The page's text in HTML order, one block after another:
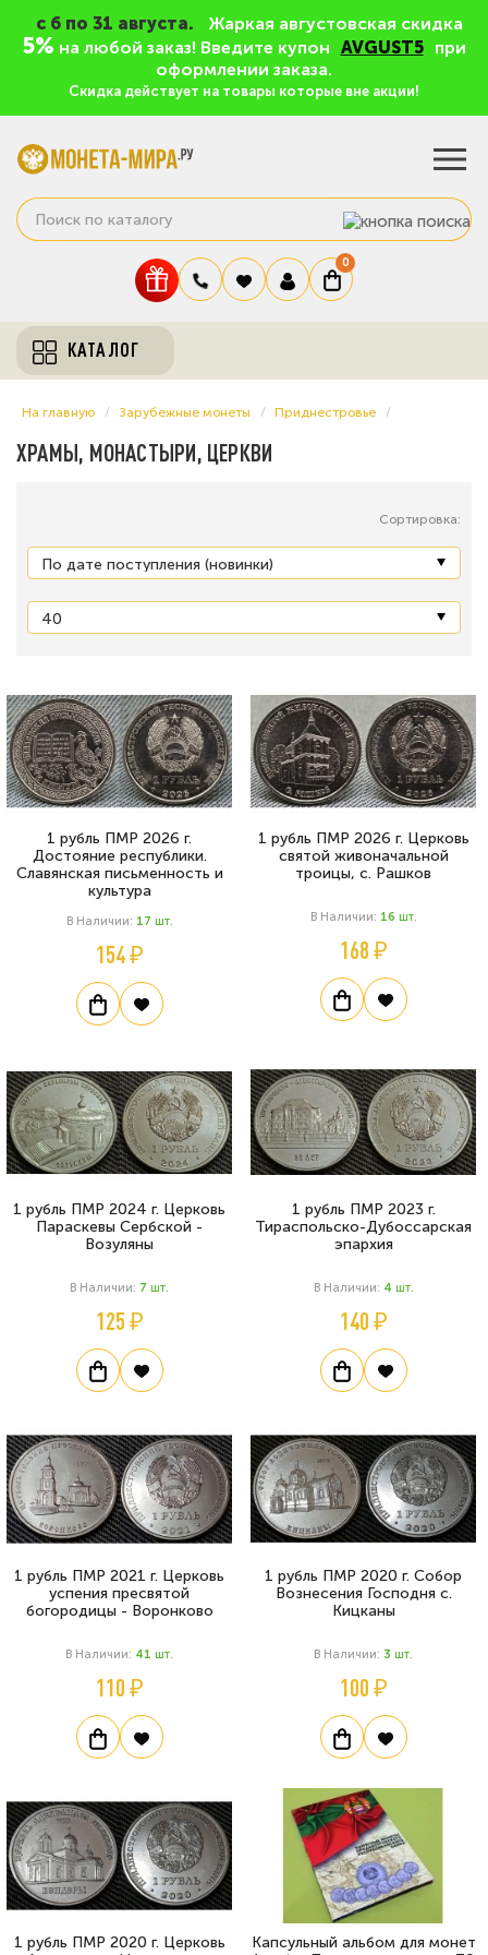
c 6 по 31 августа. Жаркая августовская скидка
5% на любой заказ! Введите купон AVGUST5
при
оформлении заказа.
Скидка действует на товары которые вне акции!
0
КАТАЛОГ
На главную Зарубежные монеты Приднестровье
ХРАМЫ, МОНАСТЫРИ, ЦЕРКВИ
Сортировка:
1 рубль ПМР 2026 г.
Достояние республики.
Славянская письменность и
культура
В Наличии: 17 Шт.
154 ₽
1 рубль ПМР 2026 г. Церковь
святой живоначальной
троицы, c. Рашков
В Наличии: 16 Шт.
168 ₽
1 рубль ПМР 2024 г. Церковь
Параскевы Сербской -
Возуляны
В Наличии: 7 Шт.
125 ₽
1 рубль ПМР 2023 г.
Тираспольско-Дубоссарская
эпархия
В Наличии: 4 Шт.
140 ₽
1 рубль ПМР 2021 г. Церковь
успения пресвятой
богородицы - Воронково
В Наличии: 41 Шт.
110 ₽
1 рубль ПМР 2020 г. Собор
Вознесения Господня с.
Кицканы
В Наличии: 3 Шт.
100 ₽
1 рубль ПМР 2020 г. Церковь
Капсульный альбом для монет